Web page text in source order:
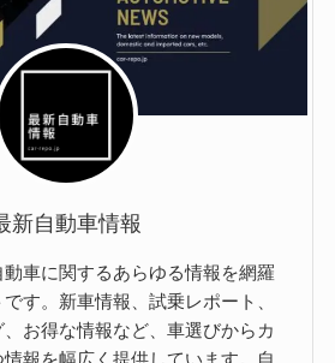
新自動車情報
車に関するあらゆる情報を網羅
す。新車情報、試乗レポート、
お得な情報など、車選びからカ